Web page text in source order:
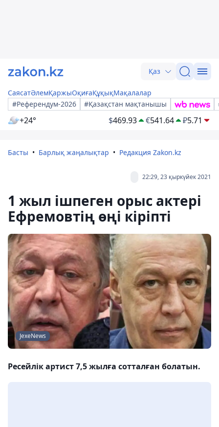
Қаз
СаясатӘлемҚаржыОқиғаҚұқықМақалалар
#Референдум-2026
#Қазақстан мақтанышы
+24° $469.93 €541.64 ₽5.71
Басты Барлық жаңалықтар Редакция Zakon.kz
22:29, 23 қыркүйек 2021
1 жыл ішпеген орыс актері
Ефремовтің өңі кіріпті
JexeNews
Ресейлік артист 7,5 жылға сотталған болатын.